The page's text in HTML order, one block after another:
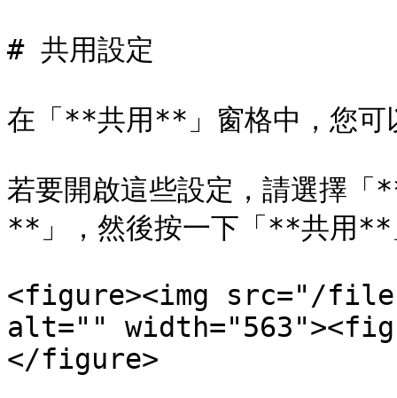
# 共用設定
在「**共用**」窗格中，您可
若要開啟這些設定，請選擇
**」，然後按一下「**共用**
<figure><img src="/files/
alt=""
</figure>